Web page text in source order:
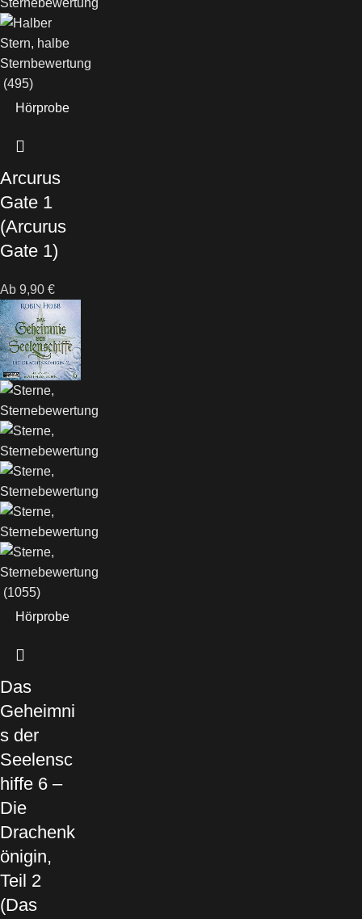
(495)
Hörprobe
Arcurus
Gate 1
(Arcurus
Gate 1)
Ab 9,90 €
(1055)
Hörprobe
Das
Geheimni
s der
Seelensc
hiffe 6 –
Die
Drachenk
önigin,
Teil 2
(Das